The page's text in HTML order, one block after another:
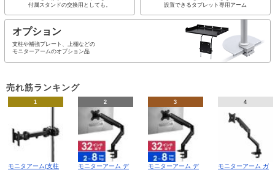
付属スタンドの交換用としても。
設置できるタブレット専用アーム
オプション
支柱や補強プレート、上棚などの
モニターアームのオプション品
売れ筋ランキング
1
モニタアーム(支柱
2
モニターアーム デ
3
モニターアーム デ
4
モニターアーム ガ